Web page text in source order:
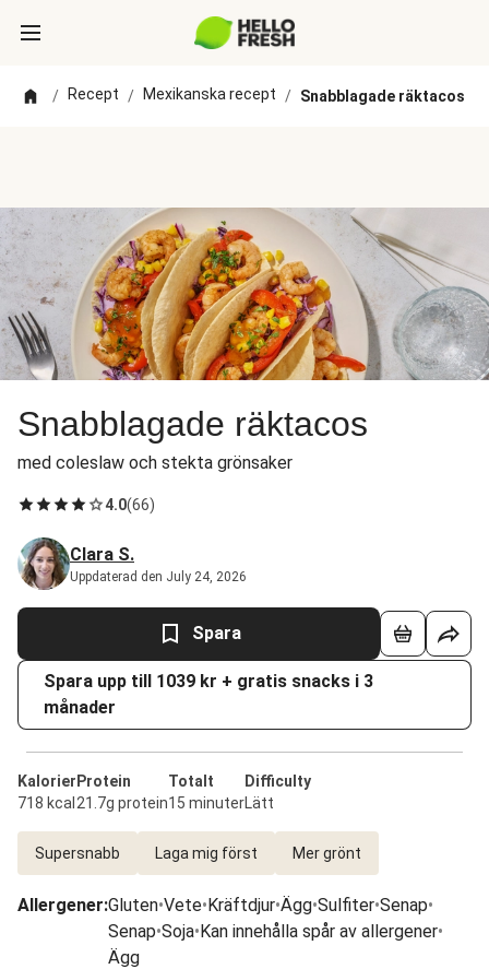
/ Recept / Mexikanska recept / Snabblagade räktacos
Snabblagade räktacos
med coleslaw och stekta grönsaker
4.0(66)
Clara S.
Uppdaterad den July 24, 2026
Spara
Spara upp till 1039 kr + gratis snacks i 3
månader
Kalorier
718 kcal
Protein
21.7g protein
Totalt
15 minuter
Difficulty
Lätt
Supersnabb Laga mig först Mer grönt
Allergener:Gluten•Vete•Kräftdjur•Ägg•Sulfiter•Senap•
Senap•Soja•Kan innehålla spår av allergener•
Ägg